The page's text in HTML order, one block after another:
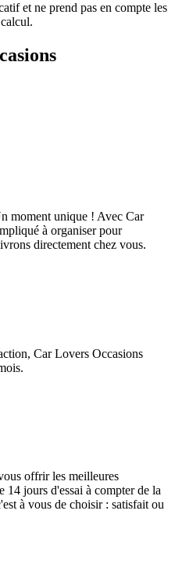
et ne prend pas en compte les
moment unique ! Avec Car
à organiser pour
directement chez vous.
Car Lovers Occasions
offrir les meilleures
14 jours d'essai à compter de la
à vous de choisir : satisfait ou